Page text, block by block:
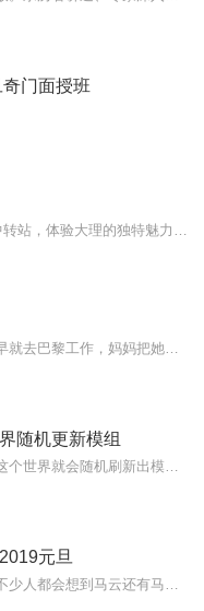
奇门面授班
随机更新模组
元旦